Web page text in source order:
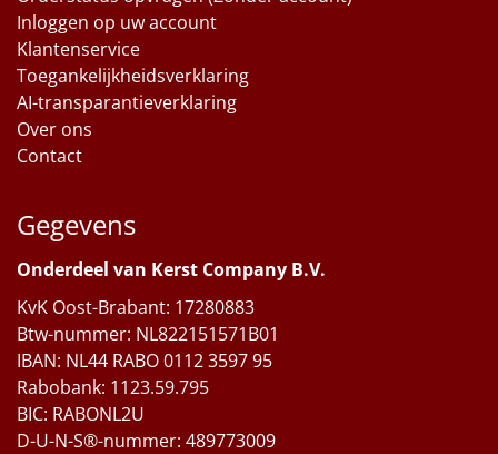
Alle overige
Inloggen op uw account
Klantenservice
Toegankelijkheidsverklaring
AI-transparantieverklaring
Over ons
Contact
Gegevens
Onderdeel van Kerst Company B.V.
KvK Oost-Brabant: 17280883
Btw-nummer: NL822151571B01
IBAN: NL44 RABO 0112 3597 95
Rabobank: 1123.59.795
BIC: RABONL2U
D-U-N-S®-nummer: 489773009